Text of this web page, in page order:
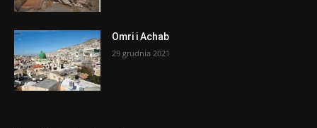
Omri i Achab
29 grudnia 2021